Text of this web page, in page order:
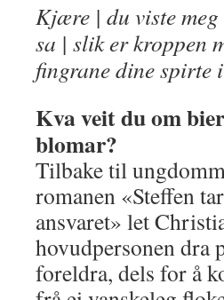
Kjære | du viste
sa | slik er kroppen
fingrane dine spirte
Kva veit du om
blomar?
Tilbake til
romanen «Steffen
ansvaret» let
hovudpersonen dra
foreldra, dels for å